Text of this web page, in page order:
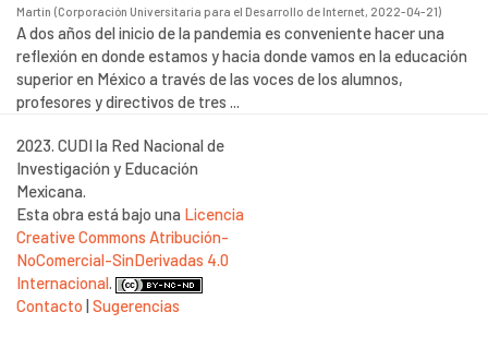
Martin (Corporación Universitaria para el Desarrollo de Internet, 2022-04-21)
A dos años del inicio de la pandemia es conveniente hacer una
reflexión en donde estamos y hacia donde vamos en la educación
superior en México a través de las voces de los alumnos,
profesores y directivos de tres ...
2023. CUDI la Red Nacional de
Investigación y Educación
Mexicana.
Esta obra está bajo una Licencia
Creative Commons Atribución-
NoComercial-SinDerivadas 4.0
Internacional.
Contacto |Sugerencias